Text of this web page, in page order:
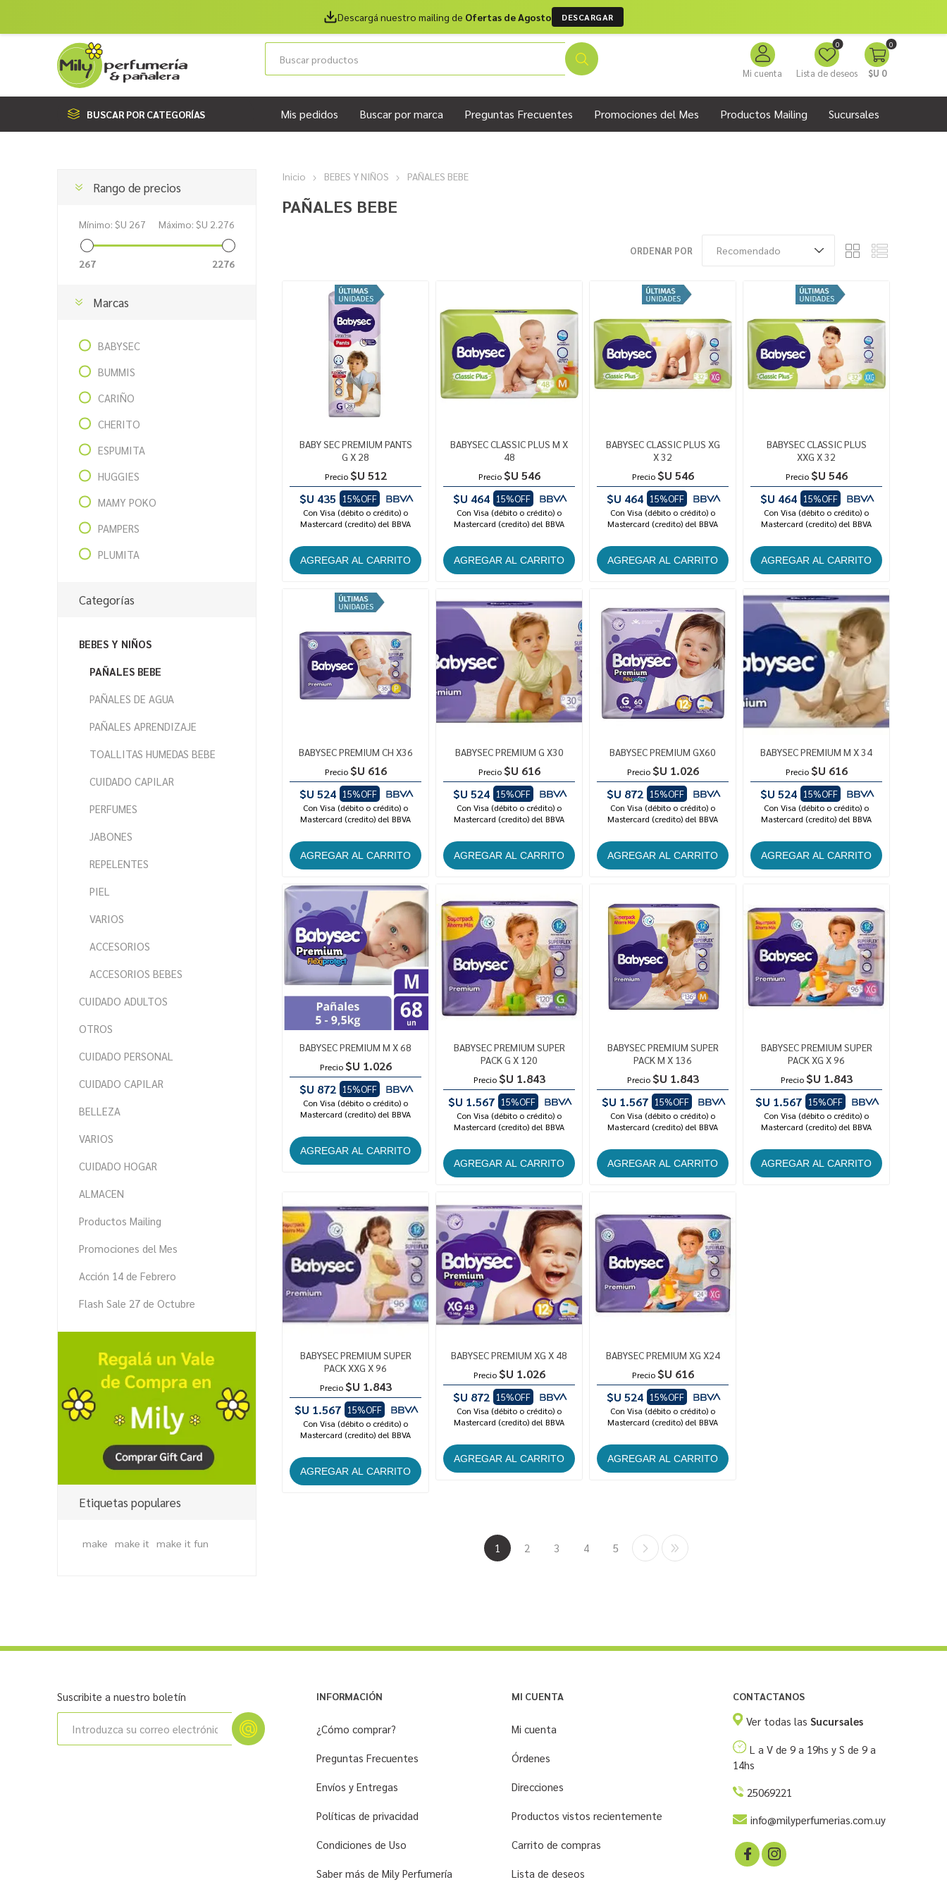
Descargá nuestro mailing de Ofertas de Agosto DESCARGAR
Mi cuenta Lista de deseos
0 0
$U 0
BUSCAR POR CATEGORÍAS Mis pedidos Buscar por marca Preguntas Frecuentes Promociones del Mes Productos Mailing Sucursales
Inicio BEBES Y NIÑOS PAÑALES BEBE
PAÑALES BEBE
ORDENAR POR
BABY SEC PREMIUM PANTS
G X 28
Precio $U 512
$U 435
15%OFF
Con Visa (débito o crédito) o
Mastercard (credito) del BBVA
BABYSEC CLASSIC PLUS M X
48
Precio $U 546
$U 464
15%OFF
Con Visa (débito o crédito) o
Mastercard (credito) del BBVA
BABYSEC CLASSIC PLUS XG
X 32
Precio $U 546
$U 464
15%OFF
Con Visa (débito o crédito) o
Mastercard (credito) del BBVA
BABYSEC CLASSIC PLUS
XXG X 32
Precio $U 546
$U 464
15%OFF
Con Visa (débito o crédito) o
Mastercard (credito) del BBVA
BABYSEC PREMIUM CH X36
Precio $U 616
$U 524
15%OFF
Con Visa (débito o crédito) o
Mastercard (credito) del BBVA
BABYSEC PREMIUM G X30
Precio $U 616
$U 524
15%OFF
Con Visa (débito o crédito) o
Mastercard (credito) del BBVA
BABYSEC PREMIUM GX60
Precio $U 1.026
$U 872
15%OFF
Con Visa (débito o crédito) o
Mastercard (credito) del BBVA
BABYSEC PREMIUM M X 34
Precio $U 616
$U 524
15%OFF
Con Visa (débito o crédito) o
Mastercard (credito) del BBVA
BABYSEC PREMIUM M X 68
Precio $U 1.026
$U 872
15%OFF
Con Visa (débito o crédito) o
Mastercard (credito) del BBVA
BABYSEC PREMIUM SUPER
PACK G X 120
Precio $U 1.843
$U 1.567
15%OFF
Con Visa (débito o crédito) o
Mastercard (credito) del BBVA
BABYSEC PREMIUM SUPER
PACK M X 136
Precio $U 1.843
$U 1.567
15%OFF
Con Visa (débito o crédito) o
Mastercard (credito) del BBVA
BABYSEC PREMIUM SUPER
PACK XG X 96
Precio $U 1.843
$U 1.567
15%OFF
Con Visa (débito o crédito) o
Mastercard (credito) del BBVA
BABYSEC PREMIUM SUPER
PACK XXG X 96
Precio $U 1.843
$U 1.567
15%OFF
Con Visa (débito o crédito) o
Mastercard (credito) del BBVA
BABYSEC PREMIUM XG X 48
Precio $U 1.026
$U 872
15%OFF
Con Visa (débito o crédito) o
Mastercard (credito) del BBVA
BABYSEC PREMIUM XG X24
Precio $U 616
$U 524
15%OFF
Con Visa (débito o crédito) o
Mastercard (credito) del BBVA
1 2 3 4 5
Rango de precios
Mínimo: $U 267 Máximo: $U 2.276
267 2276
Marcas
BABYSEC
BUMMIS
CARIÑO
CHERITO
ESPUMITA
HUGGIES
MAMY POKO
PAMPERS
PLUMITA
Categorías
BEBES Y NIÑOS
PAÑALES BEBE
PAÑALES DE AGUA
PAÑALES APRENDIZAJE
TOALLITAS HUMEDAS BEBE
CUIDADO CAPILAR
PERFUMES
JABONES
REPELENTES
PIEL
VARIOS
ACCESORIOS
ACCESORIOS BEBES
CUIDADO ADULTOS
OTROS
CUIDADO PERSONAL
CUIDADO CAPILAR
BELLEZA
VARIOS
CUIDADO HOGAR
ALMACEN
Productos Mailing
Promociones del Mes
Acción 14 de Febrero
Flash Sale 27 de Octubre
Etiquetas populares
make make it make it fun
Suscribite a nuestro boletín INFORMACIÓN
¿Cómo comprar?
Preguntas Frecuentes
Envíos y Entregas
Políticas de privacidad
Condiciones de Uso
Saber más de Mily Perfumería
MI CUENTA
Mi cuenta
Órdenes
Direcciones
Productos vistos recientemente
Carrito de compras
Lista de deseos
CONTACTANOS
Ver todas las Sucursales
L a V de 9 a 19hs y S de 9 a
14hs
25069221
info@milyperfumerias.com.uy